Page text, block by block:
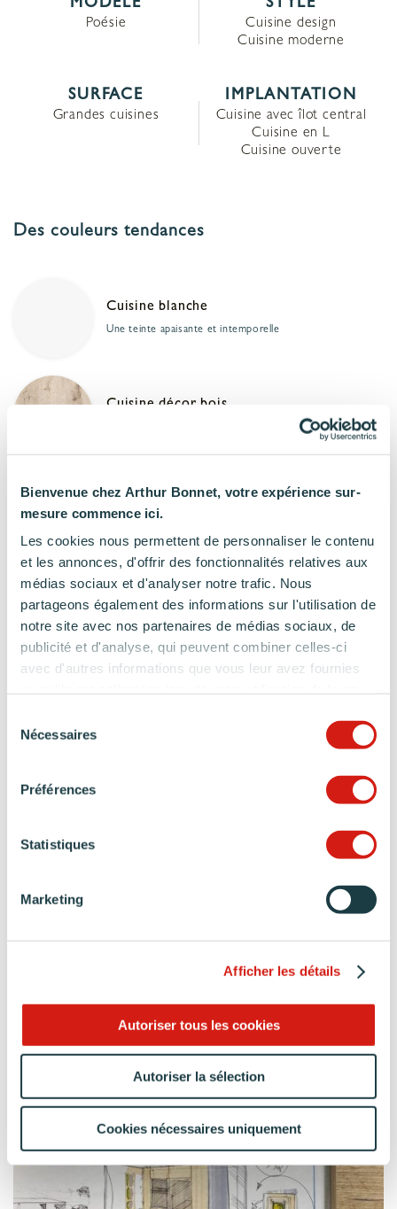
Bienvenue chez Arthur Bonnet, votre expérience sur-
mesure commence ici.
Les cookies nous permettent de personnaliser le contenu
et les annonces, d'offrir des fonctionnalités relatives aux
médias sociaux et d'analyser notre trafic. Nous
partageons également des informations sur l'utilisation de
notre site avec nos partenaires de médias sociaux, de
publicité et d'analyse, qui peuvent combiner celles-ci
avec d'autres informations que vous leur avez fournies
Nécessaires
Préférences
Statistiques
Marketing
Afficher les détails
Autoriser tous les cookies
Autoriser la sélection
Cookies nécessaires uniquement
MODÈLE
Poésie
STYLE
Cuisine design
Cuisine moderne
SURFACE
Grandes cuisines
IMPLANTATION
Cuisine avec îlot central
Cuisine en L
Cuisine ouverte
Des couleurs tendances
Cuisine blanche
Une teinte apaisante et intemporelle
Cuisine décor bois
Une finition qui allie authenticité et convivialité
Des matériaux premiums
Cuisine bois
Un matériau chaleureux, résistant et intemporel
Un style qui met à l’honneur les matières naturelles